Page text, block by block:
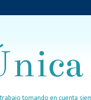
tomando en cuenta